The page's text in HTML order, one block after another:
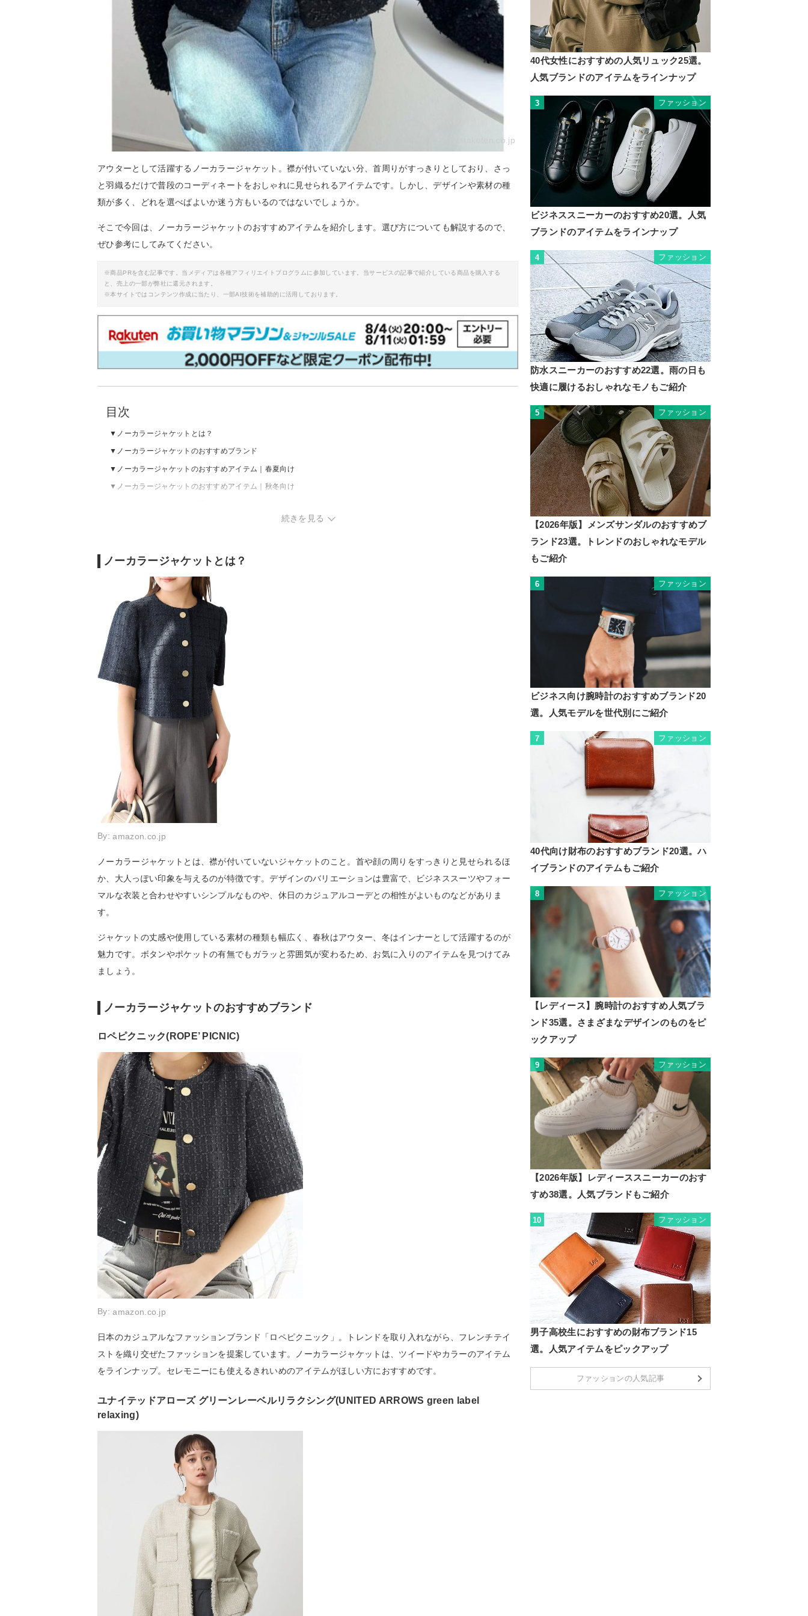
rakuten.co.jp
アウターとして活躍するノーカラージャケット。襟が付いていない分、首周りがすっきりとしており、さっ
と羽織るだけで普段のコーディネートをおしゃれに見せられるアイテムです。しかし、デザインや素材の種
類が多く、どれを選べばよいか迷う方もいるのではないでしょうか。
そこで今回は、ノーカラージャケットのおすすめアイテムを紹介します。選び方についても解説するので、
ぜひ参考にしてみてください。
※商品PRを含む記事です。当メディアは各種アフィリエイトプログラムに参加しています。当サービスの記事で紹介している商品を購入する
と、売上の一部が弊社に還元されます。
※本サイトではコンテンツ作成に当たり、一部AI技術を補助的に活用しております。
目次
ノーカラージャケットとは？
ノーカラージャケットのおすすめブランド
ノーカラージャケットのおすすめアイテム｜春夏向け
ノーカラージャケットのおすすめアイテム｜秋冬向け
続きを見る
ノーカラージャケットとは？
By:amazon.co.jp
ノーカラージャケットとは、襟が付いていないジャケットのこと。首や顔の周りをすっきりと見せられるほ
か、大人っぽい印象を与えるのが特徴です。デザインのバリエーションは豊富で、ビジネススーツやフォー
マルな衣装と合わせやすいシンプルなものや、休日のカジュアルコーデとの相性がよいものなどがありま
す。
ジャケットの丈感や使用している素材の種類も幅広く、春秋はアウター、冬はインナーとして活躍するのが
魅力です。ボタンやポケットの有無でもガラッと雰囲気が変わるため、お気に入りのアイテムを見つけてみ
ましょう。
ノーカラージャケットのおすすめブランド
ロペピクニック(ROPE’ PICNIC)
By:amazon.co.jp
日本のカジュアルなファッションブランド「ロペピクニック」。トレンドを取り入れながら、フレンチテイ
ストを織り交ぜたファッションを提案しています。ノーカラージャケットは、ツイードやカラーのアイテム
をラインナップ。セレモニーにも使えるきれいめのアイテムがほしい方におすすめです。
ユナイテッドアローズ グリーンレーベルリラクシング(UNITED ARROWS green label
relaxing)
40代女性におすすめの人気リュック25選。
人気ブランドのアイテムをラインナップ
3 ファッション
ビジネススニーカーのおすすめ20選。人気
ブランドのアイテムをラインナップ
4 ファッション
防水スニーカーのおすすめ22選。雨の日も
快適に履けるおしゃれなモノもご紹介
5 ファッション
【2026年版】メンズサンダルのおすすめブ
ランド23選。トレンドのおしゃれなモデル
もご紹介
6 ファッション
ビジネス向け腕時計のおすすめブランド20
選。人気モデルを世代別にご紹介
7 ファッション
40代向け財布のおすすめブランド20選。ハ
イブランドのアイテムもご紹介
8 ファッション
【レディース】腕時計のおすすめ人気ブラ
ンド35選。さまざまなデザインのものをピ
ックアップ
9 ファッション
【2026年版】レディーススニーカーのおす
すめ38選。人気ブランドもご紹介
10 ファッション
男子高校生におすすめの財布ブランド15
選。人気アイテムをピックアップ
ファッションの人気記事